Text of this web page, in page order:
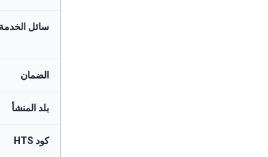
سائل الخدمة
الضمان
بلد المنشأ
كود HTS